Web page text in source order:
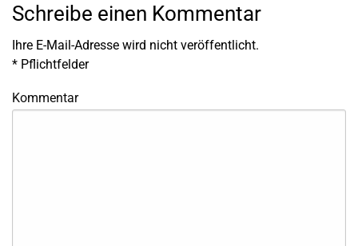
Schreibe einen Kommentar
Ihre E-Mail-Adresse wird nicht veröffentlicht.
* Pflichtfelder
Kommentar